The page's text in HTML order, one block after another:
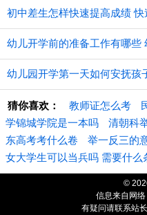
初中差生怎样快速提高成绩
幼儿开学前的准备工作有哪些
猜你喜欢： 教师证怎么考
学锦城学院是一本吗
清朝科
东高考考什么卷
举一反三的
女大学生可以当兵吗 需要什么
©
信息来自网
有疑问请联系站